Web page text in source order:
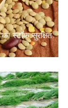
स्टॉक सुरक्षित